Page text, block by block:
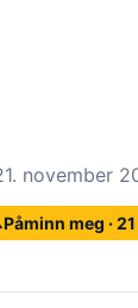
november
Påminn meg ·